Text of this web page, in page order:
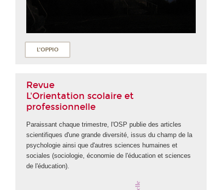
L'OPPIO
Revue
L'Orientation scolaire et
professionnelle
Paraissant chaque trimestre, l'OSP publie des articles
scientifiques d'une grande diversité, issus du champ de la
psychologie ainsi que d'autres sciences humaines et
sociales (sociologie, économie de l'éducation et sciences
de l'éducation).